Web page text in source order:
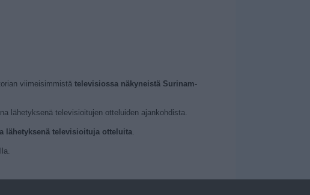
viimeisimmistä televisiossa näkyneistä Surinam-
lähetyksenä televisioitujen otteluiden ajankohdista.
lähetyksenä televisioituja otteluita.